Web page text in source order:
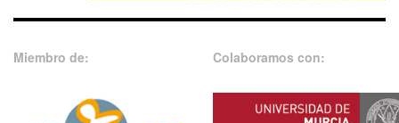
Miembro de: Colaboramos con: